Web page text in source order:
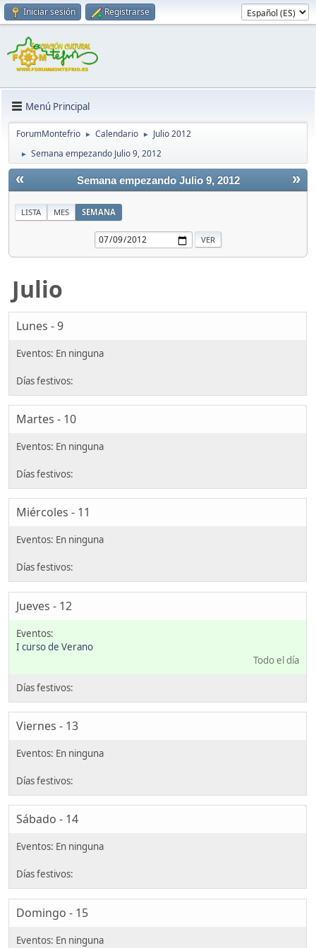
Iniciar sesión Registrarse
Menú Principal
ForumMontefrio ► Calendario ► Julio 2012
► Semana empezando Julio 9, 2012
« »
Semana empezando Julio 9, 2012
LISTA MES SEMANA
Julio
Lunes - 9
Martes - 10
Miércoles - 11
Jueves - 12
I curso de Verano
Todo el día
Viernes - 13
Sábado - 14
Domingo - 15